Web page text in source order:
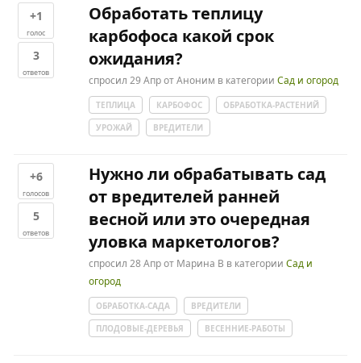
+1
голос
3
ответов
Обработать теплицу
карбофоса какой срок
ожидания?
спросил 29 АпротАноним в категорииСад и огород
ТЕПЛИЦА КАРБОФОС
ОБРАБОТКА-РАСТЕНИЙ
УРОЖАЙ
ВРЕДИТЕЛИ
+6
голосов
5
ответов
Нужно ли обрабатывать сад
от вредителей ранней
весной или это очередная
уловка маркетологов?
спросил 28 Апрот Марина В в категорииСад и
огород
ОБРАБОТКА-САДА
ВРЕДИТЕЛИ
ПЛОДОВЫЕ-ДЕРЕВЬЯ
ВЕСЕННИЕ-РАБОТЫ